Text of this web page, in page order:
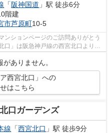
「 阪神国道 」駅 徒歩6分
階建
市芦原町10-5
ンションページのご訪問ありがとう
口」は阪急神戸線の西宮北口より徒
...
ありません。
西宮北口」への
はこちら
口ガーデンズ
線 「西宮北口 」駅 徒歩9分